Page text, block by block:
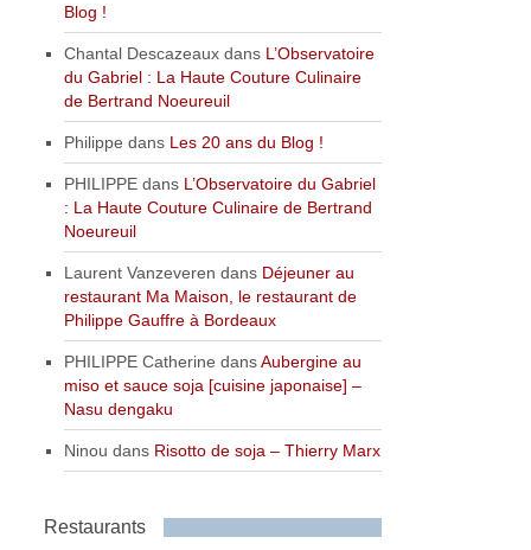
Blog !
Chantal Descazeaux dans L’Observatoire
du Gabriel : La Haute Couture Culinaire
de Bertrand Noeureuil
Philippe dans Les 20 ans du Blog !
PHILIPPE dans L’Observatoire du Gabriel
: La Haute Couture Culinaire de Bertrand
Noeureuil
Laurent Vanzeveren dans Déjeuner au
restaurant Ma Maison, le restaurant de
Philippe Gauffre à Bordeaux
PHILIPPE Catherine dansAubergine au
miso et sauce soja [cuisine japonaise] –
Nasu dengaku
Ninou dans Risotto de soja – Thierry Marx
Restaurants